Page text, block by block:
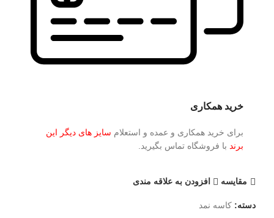
خرید همکاری
برای خرید همکاری و عمده و استعلام سایز های دیگر این
برند با فروشگاه تماس بگیرید.
مقايسه افزودن به علاقه مندی
دسته: کاسه نمد